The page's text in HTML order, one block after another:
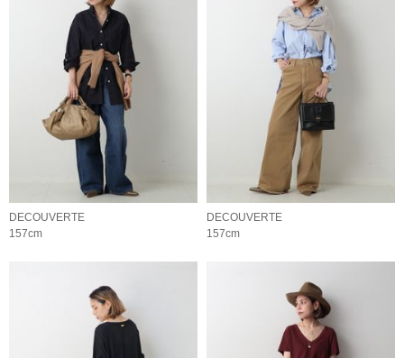
DECOUVERTE
157cm
DECOUVERTE
157cm